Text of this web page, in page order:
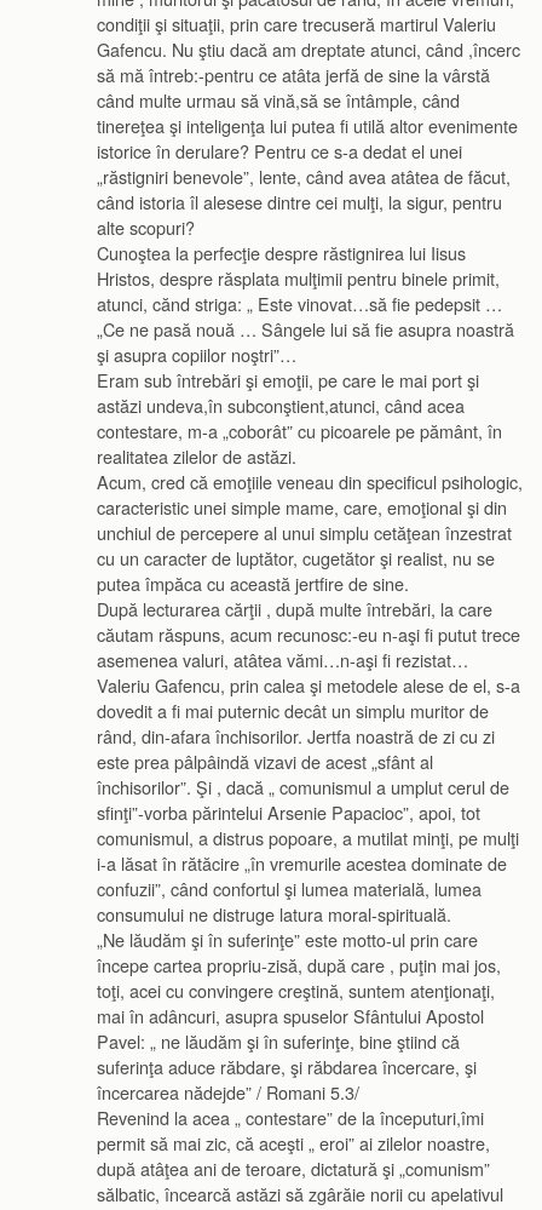
condiţii şi situaţii, prin care trecuseră martirul Valeriu
Gafencu. Nu ştiu dacă am dreptate atunci, când ,încerc
să mă întreb:-pentru ce atâta jerfă de sine la vârstă
când multe urmau să vină,să se întâmple, când
tinereţea şi inteligenţa lui putea fi utilă altor evenimente
istorice în derulare? Pentru ce s-a dedat el unei
„răstigniri benevole”, lente, când avea atâtea de făcut,
când istoria îl alesese dintre cei mulţi, la sigur, pentru
alte scopuri?
Cunoştea la perfecţie despre răstignirea lui Iisus
Hristos, despre răsplata mulţimii pentru binele primit,
atunci, cănd striga: „ Este vinovat…să fie pedepsit …
„Ce ne pasă nouă … Sângele lui să fie asupra noastră
şi asupra copiilor noştri”…
Eram sub întrebări şi emoţii, pe care le mai port şi
astăzi undeva,în subconştient,atunci, când acea
contestare, m-a „coborât” cu picoarele pe pământ, în
realitatea zilelor de astăzi.
Acum, cred că emoţiile veneau din specificul psihologic,
caracteristic unei simple mame, care, emoţional şi din
unchiul de percepere al unui simplu cetăţean înzestrat
cu un caracter de luptător, cugetător şi realist, nu se
putea împăca cu această jertfire de sine.
După lecturarea cărţii , după multe întrebări, la care
căutam răspuns, acum recunosc:-eu n-aşi fi putut trece
asemenea valuri, atâtea vămi…n-aşi fi rezistat…
Valeriu Gafencu, prin calea şi metodele alese de el, s-a
dovedit a fi mai puternic decât un simplu muritor de
rând, din-afara închisorilor. Jertfa noastră de zi cu zi
este prea pâlpâindă vizavi de acest „sfânt al
închisorilor”. Şi , dacă „ comunismul a umplut cerul de
sfinţi”-vorba părintelui Arsenie Papacioc”, apoi, tot
comunismul, a distrus popoare, a mutilat minţi, pe mulţi
i-a lăsat în rătăcire „în vremurile acestea dominate de
confuzii”, când confortul şi lumea materială, lumea
consumului ne distruge latura moral-spirituală.
„Ne lăudăm şi în suferinţe” este motto-ul prin care
începe cartea propriu-zisă, după care , puţin mai jos,
toţi, acei cu convingere creştină, suntem atenţionaţi,
mai în adâncuri, asupra spuselor Sfântului Apostol
Pavel: „ ne lăudăm şi în suferinţe, bine ştiind că
suferinţa aduce răbdare, şi răbdarea încercare, şi
încercarea nădejde” / Romani 5.3/
Revenind la acea „ contestare” de la începuturi,îmi
permit să mai zic, că aceşti „ eroi” ai zilelor noastre,
după atâţea ani de teroare, dictatură şi „comunism”
sălbatic, încearcă astăzi să zgârăie norii cu apelativul